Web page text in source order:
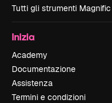
Tutti gli strumenti Magnific
Inizia
Academy
Documentazione
Assistenza
Termini e condizioni